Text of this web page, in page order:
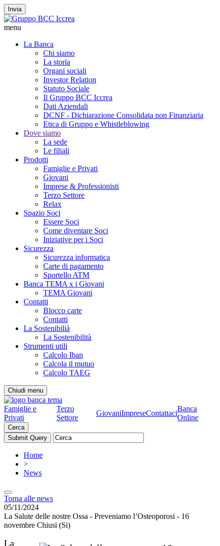
Invia
menu
La Banca
Chi siamo
La storia
Organi sociali
Investor Relation
Statuto Sociale
Il Gruppo BCC Iccrea
Dati Aziendali
DCNF - Dichiarazione Consolidata non Finanziaria
Etica di Gruppo e Whistleblowing
Dove siamo
La sede
Le filiali
Prodotti
Famiglie e Privati
Giovani
Imprese & Professionisti
Terzo Settore
Relax
Spazio Soci
Essere Soci
Come diventare Soci
Iniziative per i Soci
Sicurezza
Sicurezza informatica
Carte di pagamento
Sportello ATM
Banca TEMA x i Giovani
TEMA Giovani
Contatti
Blocco carte
Contatti
La Sostenibilià
La Sostenibilità
Strumenti utili
Calcolo Iban
Calcola il mutuo
Calcolo TAEG
Chiudi menu
Famiglie e
Privati
Terzo
Settore
GiovaniImpreseContattaci
Banca
Online
Cerca
Home
>
News
Torna alle news
05/11/2024
La Salute delle nostre Ossa - Preveniamo l’Osteoporosi - 16
novembre Chiusi (Si)
La